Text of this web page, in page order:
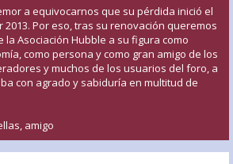
a equivocarnos que su pérdida inició el
Por eso, tras su renovación queremos
Asociación Hubble a su figura como
como persona y como gran amigo de los
y muchos de los usuarios del foro, a
con agrado y sabiduría en multitud de
amigo